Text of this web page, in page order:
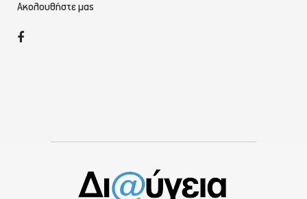
Ακολουθήστε μας